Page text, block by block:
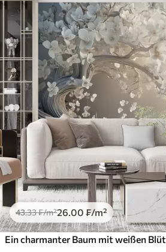
43.33₣/m²26 .00 ₣/m²